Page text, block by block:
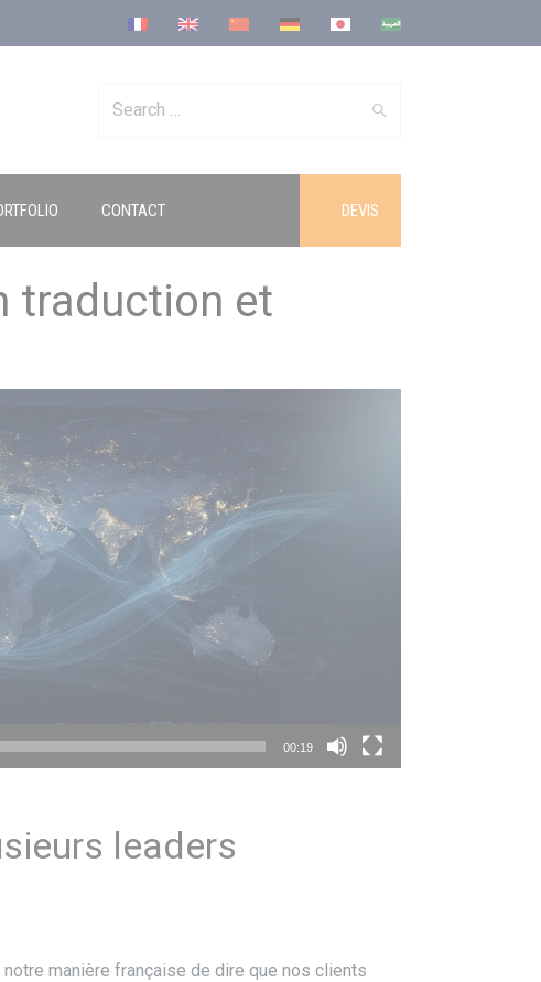
Search
CONTACT DEVIS
traduction et
00:19
leaders
manière française de dire que nos clients